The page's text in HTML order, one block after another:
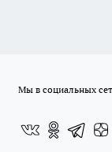
Мы в социальных